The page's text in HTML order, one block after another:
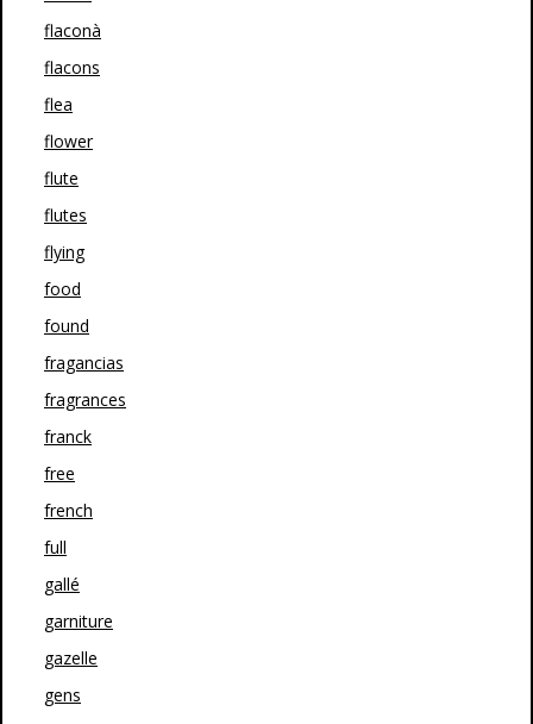
flaconà
flacons
flea
flower
flute
flutes
flying
food
found
fragancias
fragrances
franck
free
french
full
gallé
garniture
gazelle
gens